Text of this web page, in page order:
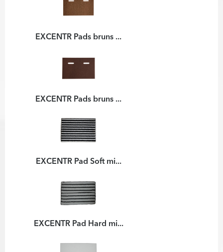
EXCENTR Pads bruns ...
EXCENTR Pads bruns ...
EXCENTR Pad Soft mi...
EXCENTR Pad Hard mi...